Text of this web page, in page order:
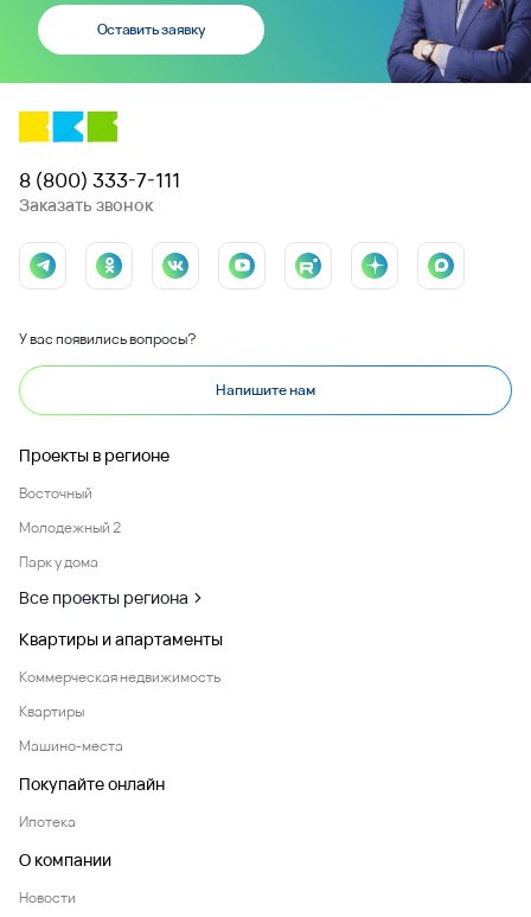
Оставить заявку
8 (800) 333-7-111
Заказать звонок
У вас появились вопросы?
Напишите нам
Проекты в регионе
Восточный
Молодежный 2
Парк у дома
Все проекты региона
Квартиры и апартаменты
Коммерческая недвижимость
Квартиры
Машино-места
Покупайте онлайн
Ипотека
О компании
Новости